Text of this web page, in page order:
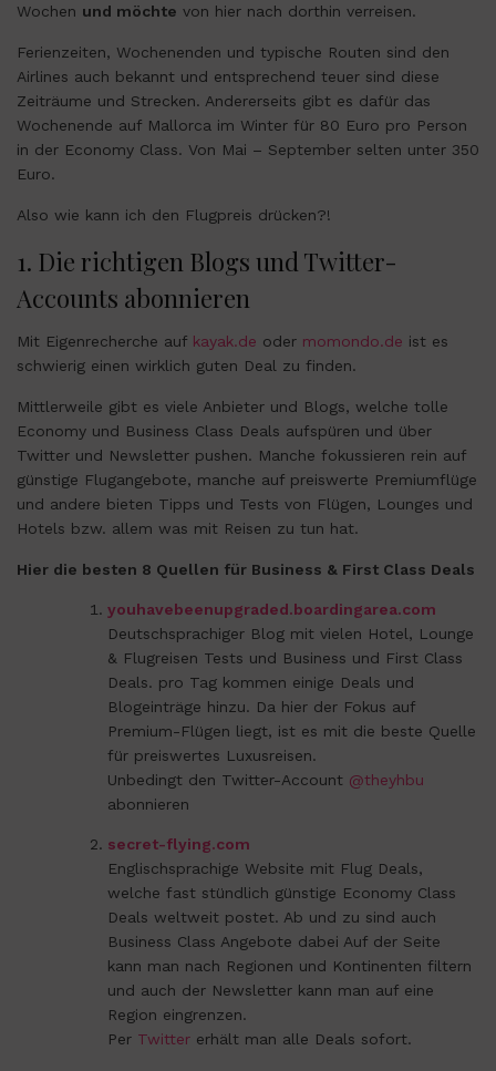
Wochen und möchte von hier nach dorthin verreisen.
Ferienzeiten, Wochenenden und typische Routen sind den
Airlines auch bekannt und entsprechend teuer sind diese
Zeiträume und Strecken. Andererseits gibt es dafür das
Wochenende auf Mallorca im Winter für 80 Euro pro Person
in der Economy Class. Von Mai – September selten unter 350
Euro.
Also wie kann ich den Flugpreis drücken?!
1. Die richtigen Blogs und Twitter-
Accounts abonnieren
Mit Eigenrecherche auf kayak.de oder momondo.de ist es
schwierig einen wirklich guten Deal zu finden.
Mittlerweile gibt es viele Anbieter und Blogs, welche tolle
Economy und Business Class Deals aufspüren und über
Twitter und Newsletter pushen. Manche fokussieren rein auf
günstige Flugangebote, manche auf preiswerte Premiumflüge
und andere bieten Tipps und Tests von Flügen, Lounges und
Hotels bzw. allem was mit Reisen zu tun hat.
Hier die besten 8 Quellen für Business & First Class Deals
youhavebeenupgraded.boardingarea.com
Deutschsprachiger Blog mit vielen Hotel, Lounge
& Flugreisen Tests und Business und First Class
Deals. pro Tag kommen einige Deals und
Blogeinträge hinzu. Da hier der Fokus auf
Premium-Flügen liegt, ist es mit die beste Quelle
für preiswertes Luxusreisen.
Unbedingt den Twitter-Account @theyhbu
abonnieren
secret-flying.com
Englischsprachige Website mit Flug Deals,
welche fast stündlich günstige Economy Class
Deals weltweit postet. Ab und zu sind auch
Business Class Angebote dabei Auf der Seite
kann man nach Regionen und Kontinenten filtern
und auch der Newsletter kann man auf eine
Region eingrenzen.
Per Twitter erhält man alle Deals sofort.